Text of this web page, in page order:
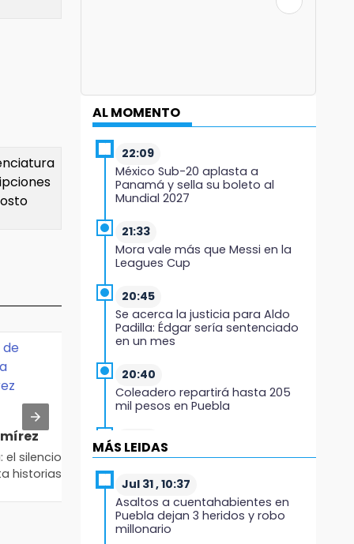
el silencio
historias
¿Diputadas o influencers?
Discurso
AL MOMENTO
22:09
México Sub-20 aplasta a
Panamá y sella su boleto al
Mundial 2027
21:33
Mora vale más que Messi en la
Leagues Cup
20:45
Se acerca la justicia para Aldo
Padilla: Édgar sería sentenciado
en un mes
20:40
Coleadero repartirá hasta 205
mil pesos en Puebla
20:26
Hombre es asesinado a balazos
19:49
BUAP pagó 74 millones por 25
nuevos autobuses del STU
MÁS LEIDAS
Jul 31 , 10:37
Asaltos a cuentahabientes en
Puebla dejan 3 heridos y robo
millonario